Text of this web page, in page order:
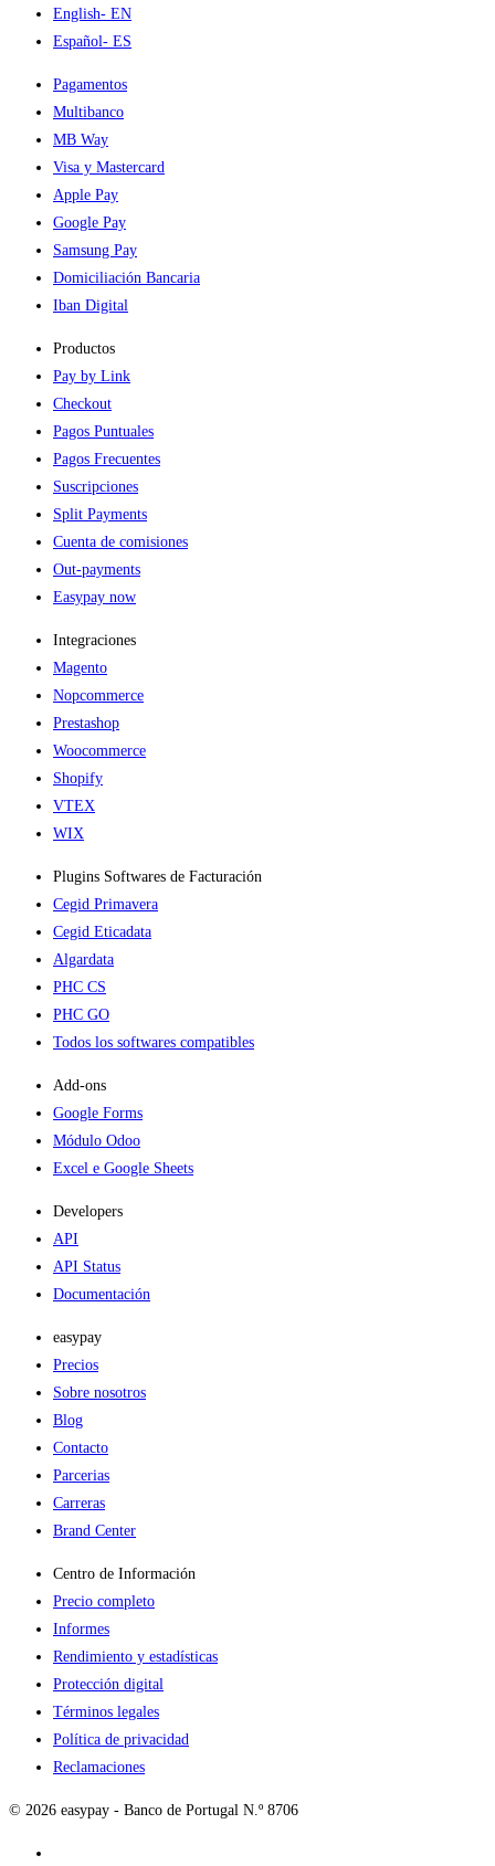
English- EN
Español- ES
Pagamentos
Multibanco
MB Way
Visa y Mastercard
Apple Pay
Google Pay
Samsung Pay
Domiciliación Bancaria
Iban Digital
Productos
Pay by Link
Checkout
Pagos Puntuales
Pagos Frecuentes
Suscripciones
Split Payments
Cuenta de comisiones
Out-payments
Easypay now
Integraciones
Magento
Nopcommerce
Prestashop
Woocommerce
Shopify
VTEX
WIX
Plugins Softwares de Facturación
Cegid Primavera
Cegid Eticadata
Algardata
PHC CS
PHC GO
Todos los softwares compatibles
Add-ons​
Google Forms
Módulo Odoo
Excel e Google Sheets
Developers
API
API Status
Documentación
easypay
Precios
Sobre nosotros
Blog
Contacto
Parcerias
Carreras
Brand Center
Centro de Información
Precio completo
Informes
Rendimiento y estadísticas
Protección digital
Términos legales
Política de privacidad
Reclamaciones
© 2026 easypay - Banco de Portugal N.º 8706